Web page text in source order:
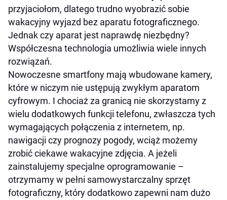
przyjaciołom, dlatego trudno wyobrazić sobie
wakacyjny wyjazd bez aparatu fotograficznego.
Jednak czy aparat jest naprawdę niezbędny?
Współczesna technologia umożliwia wiele innych
rozwiązań.
Nowoczesne smartfony mają wbudowane kamery,
które w niczym nie ustępują zwykłym aparatom
cyfrowym. I chociaż za granicą nie skorzystamy z
wielu dodatkowych funkcji telefonu, zwłaszcza tych
wymagających połączenia z internetem, np.
nawigacji czy prognozy pogody, wciąż możemy
zrobić ciekawe wakacyjne zdjęcia. A jeżeli
zainstalujemy specjalne oprogramowanie –
otrzymamy w pełni samowystarczalny sprzęt
fotograficzny, który dodatkowo zapewni nam dużo